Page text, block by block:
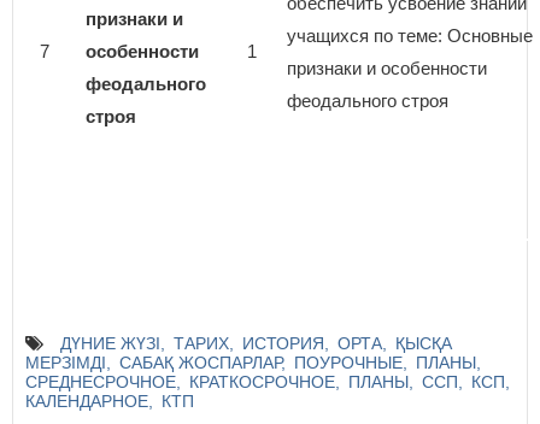
7
признаки и
особенности
феодального
строя
1
учащихся по теме: Основные
признаки и особенности
феодального строя
ДҮНИЕ ЖҮЗІ ТАРИХ ИСТОРИЯ ОРТА
ҚЫСҚА
МЕРЗІМДІ
САБАҚ ЖОСПАРЛАР ПОУРОЧНЫЕ
ПЛАНЫ
СРЕДНЕСРОЧНОЕ
КРАТКОСРОЧНОЕ ПЛАНЫ ССП
КСП
КАЛЕНДАРНОЕ
КТП